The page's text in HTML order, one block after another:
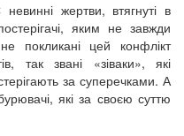
жертви, втягнуті в
яким не завжди
покликані цей конфлікт
так звані «зіваки», які
за суперечками. А
які за своєю суттю